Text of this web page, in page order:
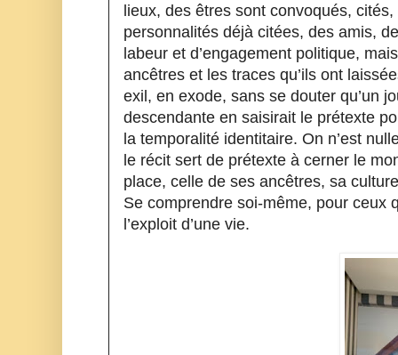
lieux, des êtres sont convoqués,
personnalités déjà citées, des amis,
labeur et d’engagement politique,
ancêtres et les traces qu’ils ont
exil, en exode, sans se douter qu’un
descendante en saisirait le prétexte
la temporalité identitaire. On n’est
le récit sert de prétexte à cerner le
place, celle de ses ancêtres, sa
Se comprendre soi-même, pour ceux
l’exploit d’une vie.